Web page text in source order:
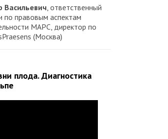
Васильевич, ответственный
по правовым аспектам
МАРС, директор по
(Москва)
плода. Диагностика